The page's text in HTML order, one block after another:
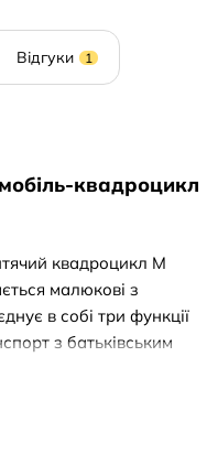
Відгуки 1
квадроцикл
квадроцикл M
малюкові з
в собі три функції
з батьківським
й безпечні